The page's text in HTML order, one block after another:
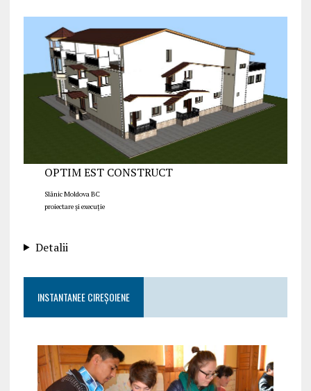
OPTIM EST CONSTRUCT
Slănic Moldova BC
proiectare și execuție
Detalii
INSTANTANEE CIREȘOIENE